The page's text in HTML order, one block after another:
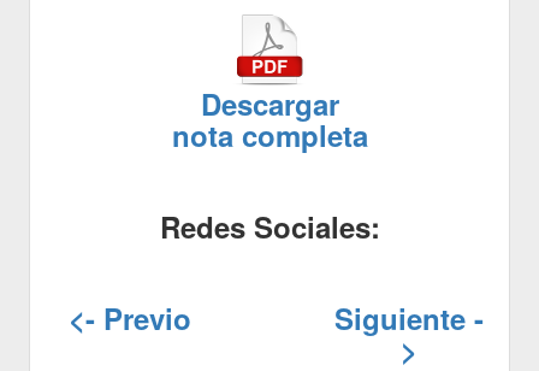
Descargar
nota completa
Redes Sociales:
<- Previo Siguiente -
>